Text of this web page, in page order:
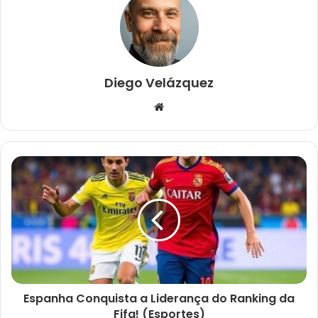
Diego Velázquez
b
s
i
t
e
Espanha Conquista a Liderança do Ranking da
Fifa! (Esportes)